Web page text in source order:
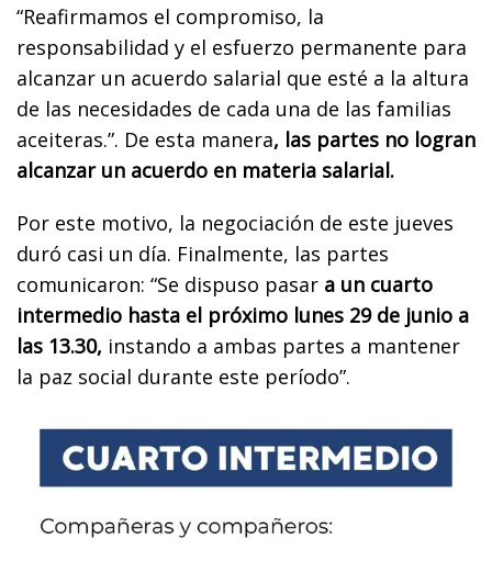
“Reafirmamos el compromiso, la
responsabilidad y el esfuerzo permanente para
alcanzar un acuerdo salarial que esté a la altura
de las necesidades de cada una de las familias
aceiteras.”. De esta manera, las partes no logran
alcanzar un acuerdo en materia salarial.
Por este motivo, la negociación de este jueves
duró casi un día. Finalmente, las partes
comunicaron: “Se dispuso pasar a un cuarto
intermedio hasta el próximo lunes 29 de junio a
las 13.30, instando a ambas partes a mantener
la paz social durante este período”.